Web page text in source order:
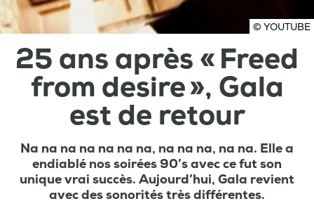
© YOUTUBE
25 ans après « Freed
from desire », Gala
est de retour
Na na na na na na na, na na na, na na. Elle a
endiablé nos soirées 90’s avec ce fut son
unique vrai succès. Aujourd’hui, Gala revient
avec des sonorités très différentes.